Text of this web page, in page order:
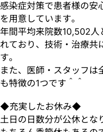
感染症対策で患者様の安
を用意しています。
年間平均来院数10,502人
れており、技術・治療共
す。
また、医師・スタッフは
も特徴の1つです＾＾
◆充実したお休み◆
土日の日数分が公休と